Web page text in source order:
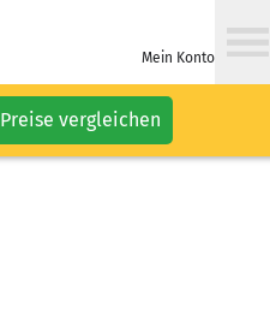
Mein Konto
Preise vergleichen